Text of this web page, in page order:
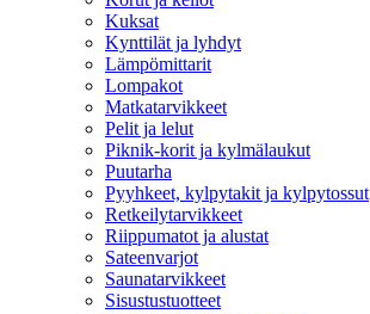
Kuksat
Kynttilät ja lyhdyt
Lämpömittarit
Lompakot
Matkatarvikkeet
Pelit ja lelut
Piknik-korit ja kylmälaukut
Puutarha
Pyyhkeet, kylpytakit ja kylpytossut
Retkeilytarvikkeet
Riippumatot ja alustat
Sateenvarjot
Saunatarvikkeet
Sisustustuotteet